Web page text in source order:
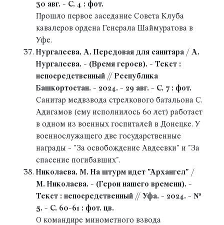
30 авг. - С. 4 : фот.
Прошло первое заседание Совета Клуба
кавалеров ордена Генерала Шаймуратова в
Уфе.
Нургалеева, А. Передовая для санитара / А.
Нургалеева. - (Время героев). - Текст :
непосредственный // Республика
Башкортостан. - 2024. - 29 авг. - С. 7 : фот.
Санитар медвзвода стрелкового батальона С.
Адигамов (ему исполнилось 60 лет) работает
в одном из военных госпиталей в Донецке. У
военнослужащего две государственные
награды - "За освобождение Авдеевки" и "За
спасение погибавших".
Николаева, М. На штурм идет "Архангел" /
М. Николаева. - (Герои нашего времени). -
Текст : непосредственный // Уфа. - 2024. - №
5. - С. 60-61 : фот. цв.
О командире минометного взвода